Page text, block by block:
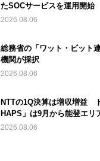
たSOCサービスを運用開始
2026.08.06
総務省の「ワット・ビット
機関が採択
2026.08.06
NTTの1Q決算は増収増益
HAPS」は9月から能登エリ
2026.08.06